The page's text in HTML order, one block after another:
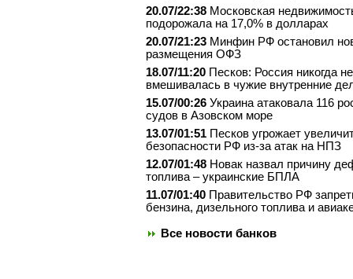
20.07/22:38 Московская
подорожала на 17,0% в долларах
20.07/21:23 Минфин РФ остановил
размещения ОФЗ
18.07/11:20 Песков: Россия никогда не
вмешивалась в чужие внутренние
15.07/00:26 Украина атаковала 116
судов в Азовском море
13.07/01:51 Песков угрожает
безопасности РФ из-за атак на НПЗ
12.07/01:48 Новак назвал причину
топлива – украинские БПЛА
11.07/01:40 Правительство РФ
бензина, дизельного топлива и
Все новости банков